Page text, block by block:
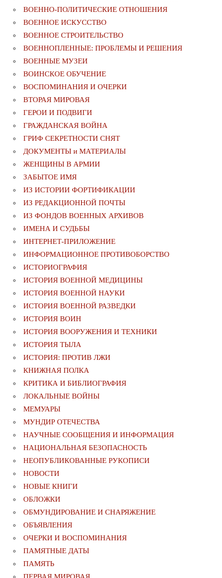
ВОЕННО-ПОЛИТИЧЕСКИE ОТНОШЕНИЯ
ВОЕННОЕ ИСКУССТВО
ВОЕННОЕ СТРОИТЕЛЬСТВО
ВОЕННОПЛЕННЫЕ: ПРОБЛЕМЫ И РЕШЕНИЯ
ВОЕННЫЕ МУЗЕИ
ВОИНСКОЕ ОБУЧЕНИЕ
ВОСПОМИНАНИЯ И ОЧЕРКИ
ВТОРАЯ МИРОВАЯ
ГЕРОИ И ПОДВИГИ
ГРАЖДАНСКАЯ ВОЙНА
ГРИФ СЕКРЕТНОСТИ СНЯТ
ДОКУМЕНТЫ и МАТЕРИАЛЫ
ЖЕНЩИНЫ В АРМИИ
ЗАБЫТОЕ ИМЯ
ИЗ ИСТОРИИ ФОРТИФИКАЦИИ
ИЗ РЕДАКЦИОННОЙ ПОЧТЫ
ИЗ ФОНДОВ ВОЕННЫХ АРХИВОВ
ИМЕНА И СУДЬБЫ
ИНТЕРНЕТ-ПРИЛОЖЕНИЕ
ИНФОРМАЦИОННОЕ ПРОТИВОБОРСТВО
ИСТОРИОГРАФИЯ
ИСТОРИЯ ВОЕННОЙ МЕДИЦИНЫ
ИСТОРИЯ ВОЕННОЙ НАУКИ
ИСТОРИЯ ВОЕННОЙ РАЗВЕДКИ
ИСТОРИЯ ВОИН
ИСТОРИЯ ВООРУЖЕНИЯ И ТЕХНИКИ
ИСТОРИЯ ТЫЛА
ИСТОРИЯ: ПРОТИВ ЛЖИ
КНИЖНАЯ ПОЛКА
КРИТИКА И БИБЛИОГРАФИЯ
ЛОКАЛЬНЫЕ ВОЙНЫ
МЕМУАРЫ
МУНДИР ОТЕЧЕСТВА
НАУЧНЫЕ СООБЩЕНИЯ И ИНФОРМАЦИЯ
НАЦИОНАЛЬНАЯ БЕЗОПАСНОСТЬ
НЕОПУБЛИКОВАННЫЕ РУКОПИСИ
НОВОСТИ
НОВЫЕ КНИГИ
ОБЛОЖКИ
ОБМУНДИРОВАНИЕ И СНАРЯЖЕНИЕ
ОБЪЯВЛЕНИЯ
ОЧЕРКИ И ВОСПОМИНАНИЯ
ПАМЯТНЫЕ ДАТЫ
ПАМЯТЬ
ПЕРВАЯ МИРОВАЯ